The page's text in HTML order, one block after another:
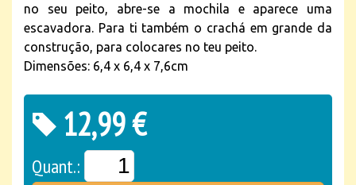
no seu peito, abre-se a mochila e aparece uma
escavadora. Para ti também o crachá em grande da
construção, para colocares no teu peito.
Dimensões: 6,4 x 6,4 x 7,6cm
12,99 €
Quant.: